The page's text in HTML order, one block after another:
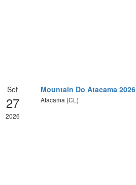
Set
27
2026
Mountain Do Atacama 2026
Atacama (CL)